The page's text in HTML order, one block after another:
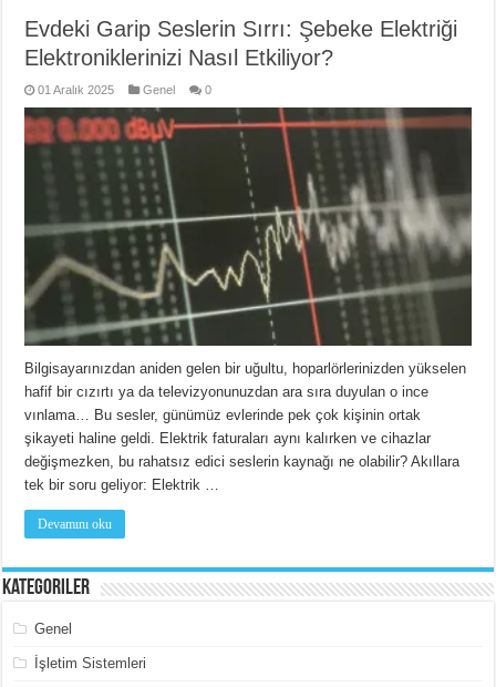
Evdeki Garip Seslerin Sırrı: Şebeke Elektriği
Elektroniklerinizi Nasıl Etkiliyor?
01 Aralık 2025 Genel 0
Bilgisayarınızdan aniden gelen bir uğultu, hoparlörlerinizden yükselen
hafif bir cızırtı ya da televizyonunuzdan ara sıra duyulan o ince
vınlama… Bu sesler, günümüz evlerinde pek çok kişinin ortak
şikayeti haline geldi. Elektrik faturaları aynı kalırken ve cihazlar
değişmezken, bu rahatsız edici seslerin kaynağı ne olabilir? Akıllara
tek bir soru geliyor: Elektrik …
Devamını oku
Kategoriler
Genel
İşletim Sistemleri